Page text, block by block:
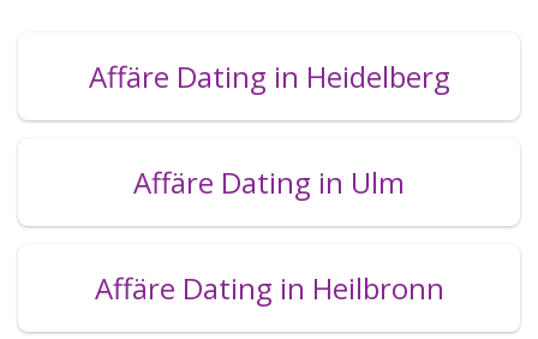
Affäre Dating in Heidelberg
Affäre Dating in Ulm
Affäre Dating in Heilbronn